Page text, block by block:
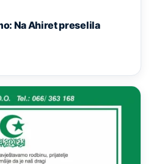
Na Ahiret preselila